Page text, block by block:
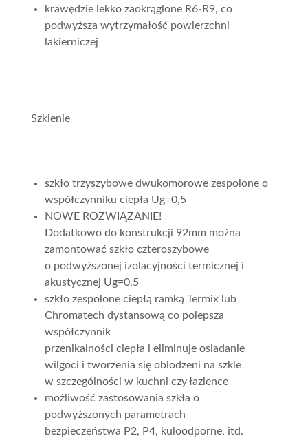
krawędzie lekko zaokrąglone R6-R9, co
podwyższa wytrzymałość powierzchni
lakierniczej
Szklenie
szkło trzyszybowe dwukomorowe zespolone o
współczynniku ciepła Ug=0,5
NOWE ROZWIĄZANIE!
Dodatkowo do konstrukcji 92mm można
zamontować szkło czteroszybowe
o podwyższonej izolacyjności termicznej i
akustycznej Ug=0,5
szkło zespolone ciepłą ramką Termix lub
Chromatech dystansową co polepsza
współczynnik
przenikalności ciepła i eliminuje osiadanie
wilgoci i tworzenia się oblodzeni na szkle
w szczególności w kuchni czy łazience
możliwość zastosowania szkła o
podwyższonych parametrach
bezpieczeństwa P2, P4, kuloodporne, itd.